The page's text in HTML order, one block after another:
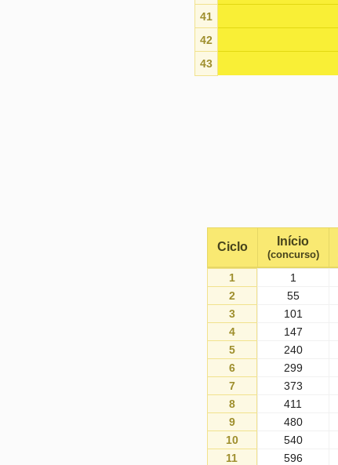
41
42
43
Ciclo Início
(concurso)
1 1
2
55
3
101
4
147
5
240
6
299
7
373
8
411
9
480
10
540
11
596